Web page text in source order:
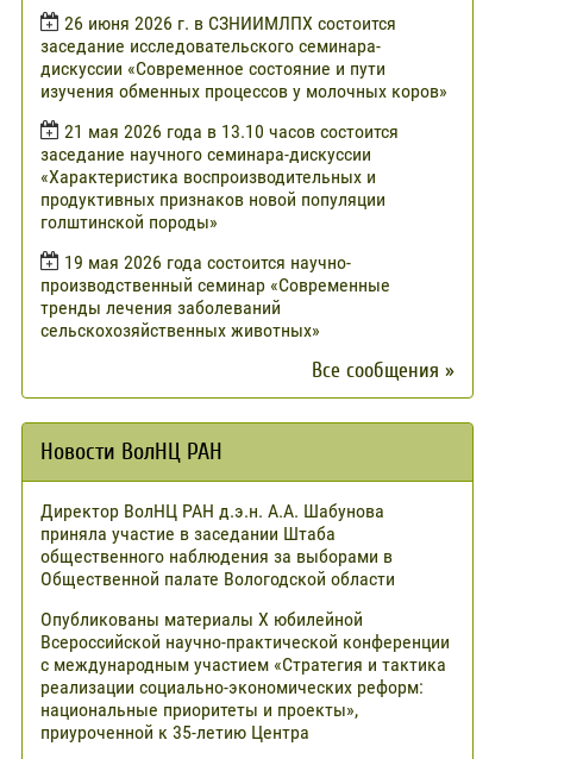
​26 июня 2026 г. в СЗНИИМЛПХ состоится
заседание исследовательского семинара-
дискуссии «Современное состояние и пути
изучения обменных процессов у молочных коров»
21 мая 2026 года в 13.10 часов состоится
заседание научного семинара-дискуссии
«Характеристика воспроизводительных и
продуктивных признаков новой популяции
голштинской породы»
19 мая 2026 года состоится научно-
производственный семинар «Современные
тренды лечения заболеваний
сельскохозяйственных животных»
Все сообщения »
Новости ВолНЦ РАН
Директор ВолНЦ РАН д.э.н. А.А. Шабунова
приняла участие в заседании Штаба
общественного наблюдения за выборами в
Общественной палате Вологодской области
Опубликованы материалы X юбилейной
Всероссийской научно-практической конференции
с международным участием «Стратегия и тактика
реализации социально-экономических реформ:
национальные приоритеты и проекты»,
приуроченной к 35-летию Центра